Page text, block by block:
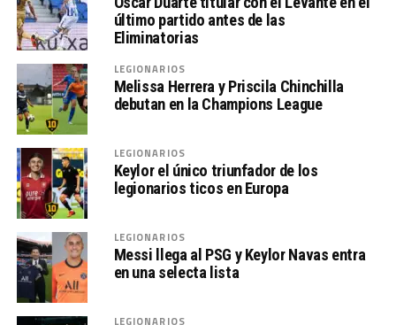
último partido antes de las
Eliminatorias
LEGIONARIOS
Melissa Herrera y Priscila Chinchilla
debutan en la Champions League
LEGIONARIOS
Keylor el único triunfador de los
legionarios ticos en Europa
LEGIONARIOS
Messi llega al PSG y Keylor Navas entra
en una selecta lista
LEGIONARIOS